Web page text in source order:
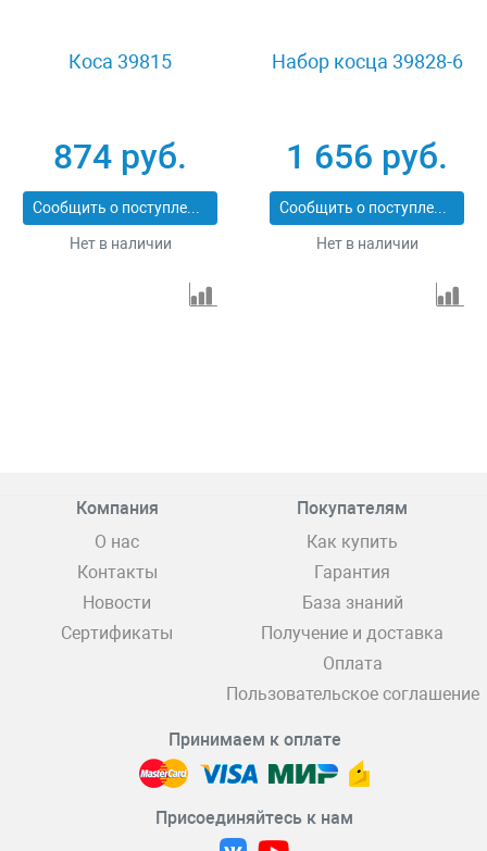
Коса 39815
874 руб.
Сообщить о поступлении
Нет в наличии
Набор косца 39828-6
1 656 руб.
Сообщить о поступлении
Нет в наличии
Компания
О нас
Контакты
Новости
Сертификаты
Покупателям
Как купить
Гарантия
База знаний
Получение и доставка
Оплата
Пользовательское соглашение
Принимаем к оплате
Присоединяйтесь к нам